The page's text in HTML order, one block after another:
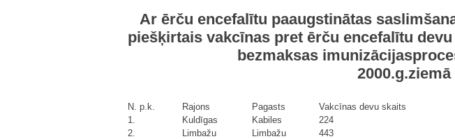
Ar ērču encefalītu paaugstinātas
piešķirtais vakcīnas pret ērču encefalītu
bezmaksas
N. p.k. Rajons Pagasts
Vakcīnas devu skaits
1.
Kuldīgas Kabiles
224
2.
Limbažu Limbažu
443